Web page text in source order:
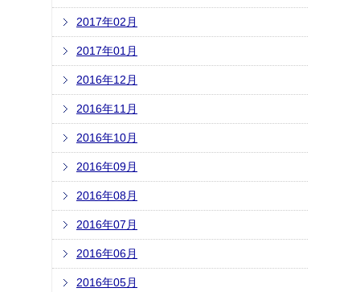
2017年02月
2017年01月
2016年12月
2016年11月
2016年10月
2016年09月
2016年08月
2016年07月
2016年06月
2016年05月